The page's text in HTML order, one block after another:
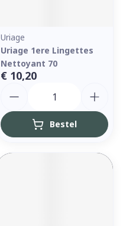
Uriage
Uriage 1ere Lingettes
Nettoyant 70
€ 10,20
Bestel